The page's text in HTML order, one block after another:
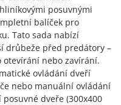
posuvnými
balíček pro
Tato sada nabízí
drůbeže před predátory –
nebo zavírání.
ovládání dveří
nebo manuální ovládání
dveře (300x400